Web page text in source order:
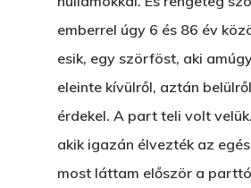
emberrel úgy 6 és 86 év
esik, egy szörföst, aki
eleinte kívülről, aztán
érdekel. A part teli volt
akik igazán élvezték az
most láttam először a